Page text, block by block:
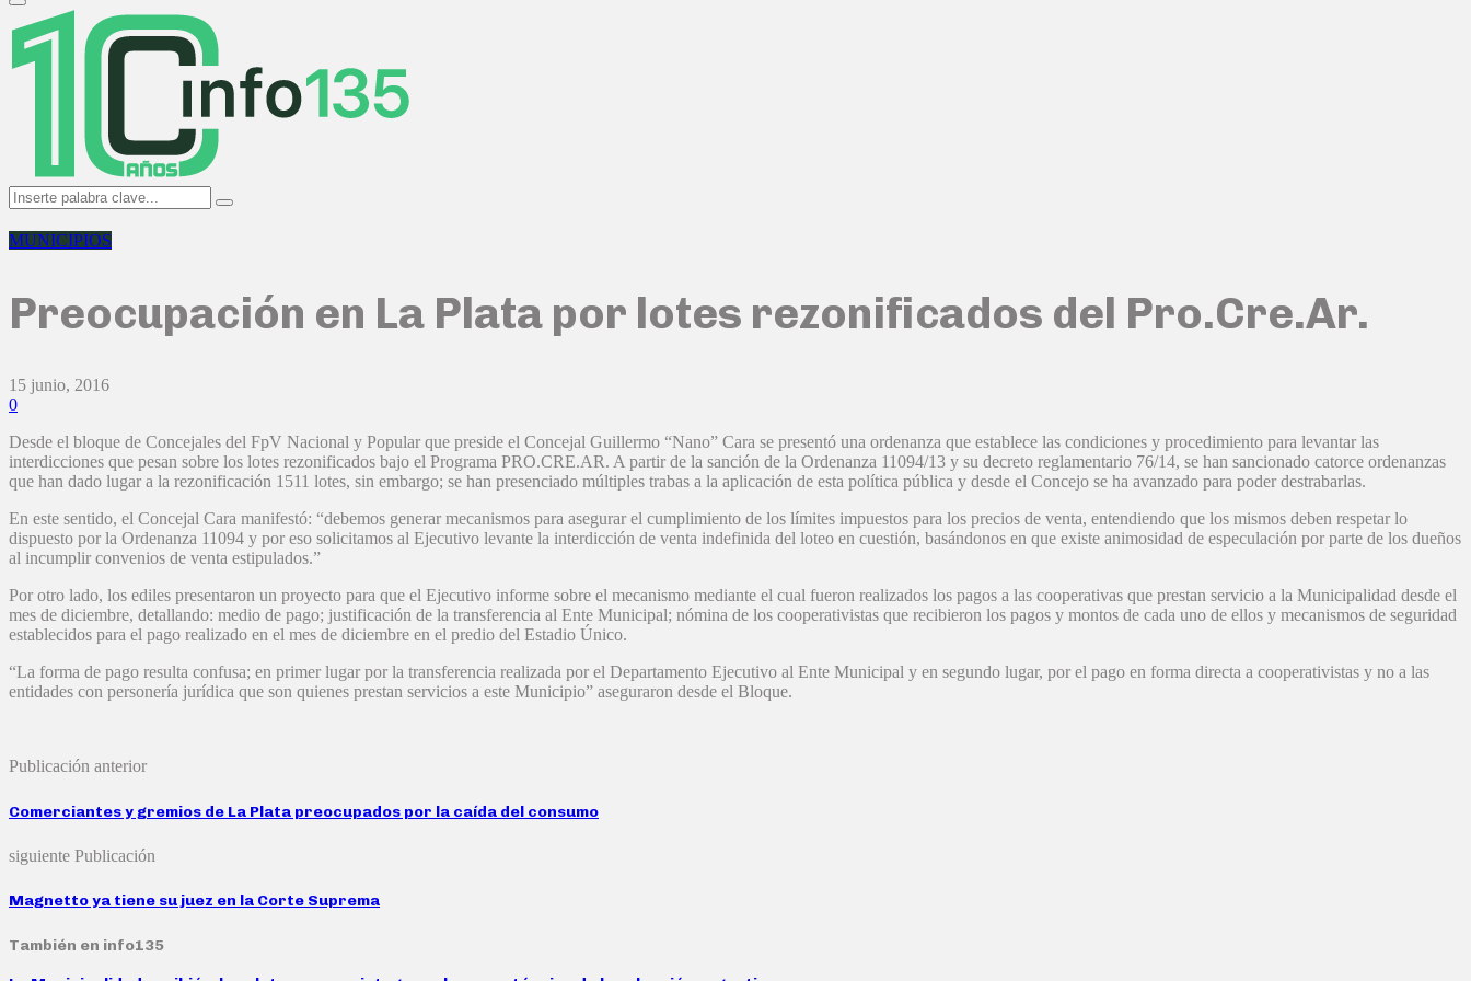
Primary
Menu
Search
for:
Search
MUNICIPIOS
Preocupación en La Plata por lotes rezonificados del Pro.Cre.Ar.
15 junio, 2016
0
Desde el bloque de Concejales del FpV Nacional y Popular que preside el Concejal Guillermo “Nano” Cara se presentó una ordenanza que establece las condiciones y procedimiento para levantar las
interdicciones que pesan sobre los lotes rezonificados bajo el Programa PRO.CRE.AR. A partir de la sanción de la Ordenanza 11094/13 y su decreto reglamentario 76/14, se han sancionado catorce ordenanzas
que han dado lugar a la rezonificación 1511 lotes, sin embargo; se han presenciado múltiples trabas a la aplicación de esta política pública y desde el Concejo se ha avanzado para poder destrabarlas.
En este sentido, el Concejal Cara manifestó: “debemos generar mecanismos para asegurar el cumplimiento de los límites impuestos para los precios de venta, entendiendo que los mismos deben respetar lo
dispuesto por la Ordenanza 11094 y por eso solicitamos al Ejecutivo levante la interdicción de venta indefinida del loteo en cuestión, basándonos en que existe animosidad de especulación por parte de los dueños
al incumplir convenios de venta estipulados.”
Por otro lado, los ediles presentaron un proyecto para que el Ejecutivo informe sobre el mecanismo mediante el cual fueron realizados los pagos a las cooperativas que prestan servicio a la Municipalidad desde el
mes de diciembre, detallando: medio de pago; justificación de la transferencia al Ente Municipal; nómina de los cooperativistas que recibieron los pagos y montos de cada uno de ellos y mecanismos de seguridad
establecidos para el pago realizado en el mes de diciembre en el predio del Estadio Único.
“La forma de pago resulta confusa; en primer lugar por la transferencia realizada por el Departamento Ejecutivo al Ente Municipal y en segundo lugar, por el pago en forma directa a cooperativistas y no a las
entidades con personería jurídica que son quienes prestan servicios a este Municipio” aseguraron desde el Bloque.
Publicación anterior
Comerciantes y gremios de La Plata preocupados por la caída del consumo
siguiente Publicación
Magnetto ya tiene su juez en la Corte Suprema
También en info135